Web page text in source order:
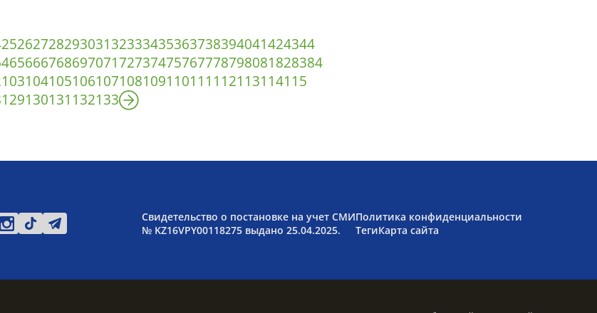
2526272829303132333435363738394041424344
6566676869707172737475767778798081828384
103104105106107108109110111 112113114115
129130131 132133
Свидетельство о постановке на учет СМИ
№ KZ16VPY00118275 выдано 25.04.2025.
Политика конфиденциальности
ТегиКарта сайта